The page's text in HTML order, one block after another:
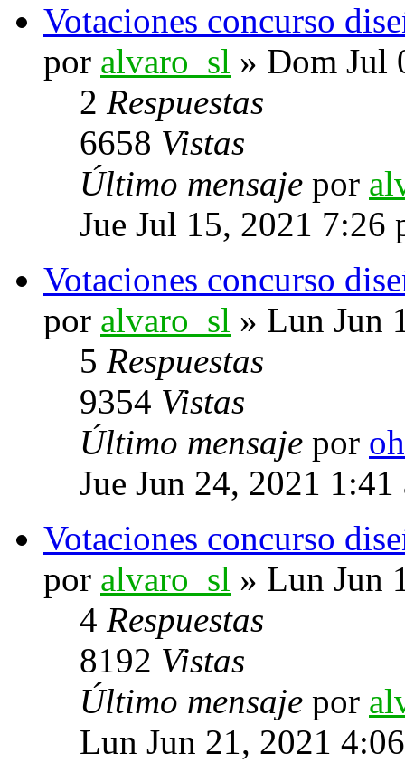
Votaciones concurso
por alvaro_sl » Dom Jul
2 Respuestas
6658 Vistas
Último mensaje por
Jue Jul 15, 2021 7:26
Votaciones concurso
por alvaro_sl » Lun Jun
5 Respuestas
9354 Vistas
Último mensaje por
Jue Jun 24, 2021 1:41
Votaciones concurso
por alvaro_sl » Lun Jun
4 Respuestas
8192 Vistas
Último mensaje por
Lun Jun 21, 2021